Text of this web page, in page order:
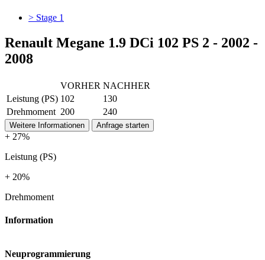
> Stage 1
Renault Megane 1.9 DCi 102 PS 2 - 2002 -
2008
VORHER NACHHER
Leistung (PS) 102
130
Drehmoment 200 240
Weitere Informationen Anfrage starten
+ 27%
Leistung (PS)
+ 20%
Drehmoment
Information
Neuprogrammierung